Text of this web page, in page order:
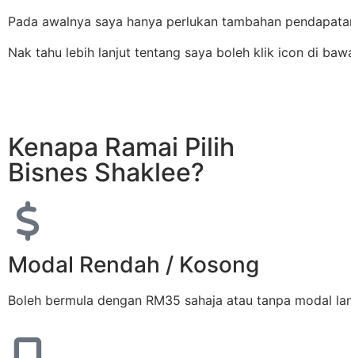
Pada awalnya saya hanya perlukan tambahan
Nak tahu lebih lanjut tentang saya boleh klik icon di
Kenapa Ramai Pilih
Bisnes Shaklee?
Modal Rendah / Kosong
Boleh bermula dengan RM35 sahaja atau tanpa modal